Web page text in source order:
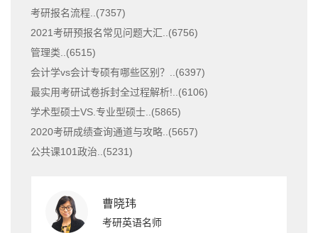
考研报名流程..(7357)
2021考研预报名常见问题大汇..(6756)
管理类..(6515)
会计学vs会计专硕有哪些区别？..(6397)
最实用考研试卷拆封全过程解析!..(6106)
学术型硕士VS.专业型硕士..(5865)
2020考研成绩查询通道与攻略..(5657)
公共课101政治..(5231)
曹晓玮
考研英语名师